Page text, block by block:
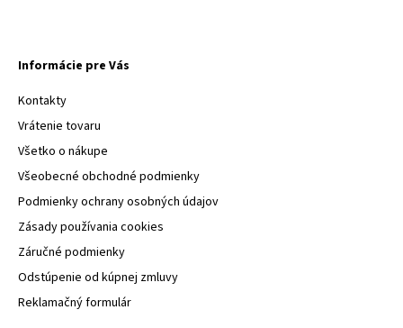
Informácie pre Vás
Kontakty
Vrátenie tovaru
Všetko o nákupe
Všeobecné obchodné podmienky
Podmienky ochrany osobných údajov
Zásady používania cookies
Záručné podmienky
Odstúpenie od kúpnej zmluvy
Reklamačný formulár